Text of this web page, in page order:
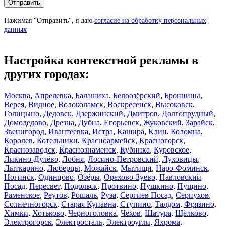
Нажимая "Отправить", я даю согласие на обработку персональных
данных
Настройка контекстной рекламы в
других городах:
Москва, Апрелевка, Балашиха, Белоозёрский, Бронницы,
Верея, Видное, Волоколамск, Воскресенск, Высоковск,
Голицыно, Дедовск, Дзержинский, Дмитров, Долгопрудный,
Домодедово, Дрезна, Дубна, Егорьевск, Жуковский, Зарайск,
Звенигород, Ивантеевка, Истра, Кашира, Клин, Коломна,
Королев, Котельники, Красноармейск, Красногорск,
Краснозаводск, Краснознаменск, Кубинка, Куровское,
Ликино-Дулёво, Лобня, Лосино-Петровский, Луховицы,
Лыткарино, Люберцы, Можайск, Мытищи, Наро-Фоминск,
Ногинск, Одинцово, Озёры, Орехово-Зуево, Павловский
Посад, Пересвет, Подольск, Протвино, Пушкино, Пущино,
Раменское, Реутов, Рошаль, Руза, Сергиев Посад, Серпухов,
Солнечногорск, Старая Купавна, Ступино, Талдом, Фрязино,
Химки, Хотьково, Черноголовка, Чехов, Шатура, Щёлково,
Электрогорск, Электросталь, Электроугли, Яхрома.